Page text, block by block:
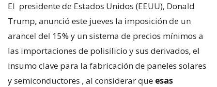
El presidente de Estados Unidos (EEUU), Donald
Trump, anunció este jueves la imposición de un
arancel del 15% y un sistema de precios mínimos a
las importaciones de polisilicio y sus derivados, el
insumo clave para la fabricación de paneles solares
y semiconductores , al considerar que esas